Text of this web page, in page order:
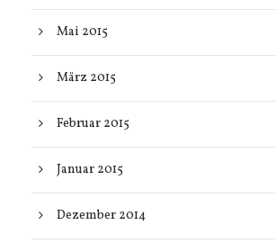
Mai 2015
März 2015
Februar 2015
Januar 2015
Dezember 2014